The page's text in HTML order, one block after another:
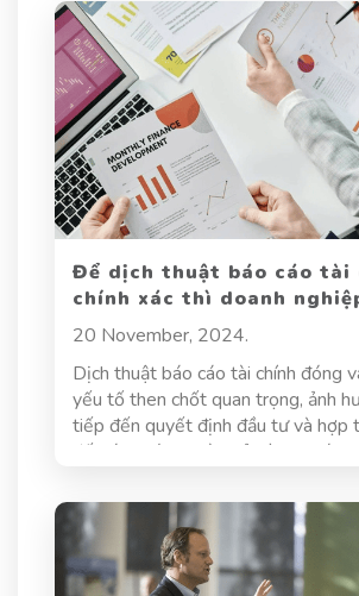
dịch thuật hóa chất giữ vai trò vô
trọng, góp phần thúc đẩy sự hợp
phát triển bền vững trong lĩnh vực
Để dịch thuật báo cáo tài
chính xác thì doanh
ý điều gì?
20 November, 2024.
Dịch thuật báo cáo tài chính đóng
yếu tố then chốt quan trọng, ảnh
tiếp đến quyết định đầu tư và hợp
đối tác nước ngoài. Bởi vì loại báo
uy tín và năng lực của doanh
trường quốc tế. Tuy nhiên, để đảm
chính xác và nhất quán trong từng
thuật ngữ, doanh nghiệp cần nắm